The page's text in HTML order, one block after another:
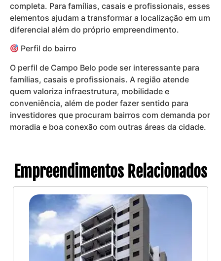
completa. Para famílias, casais e profissionais, esses
elementos ajudam a transformar a localização em um
diferencial além do próprio empreendimento.
Perfil do bairro
O perfil de Campo Belo pode ser interessante para
famílias, casais e profissionais. A região atende
quem valoriza infraestrutura, mobilidade e
conveniência, além de poder fazer sentido para
investidores que procuram bairros com demanda por
moradia e boa conexão com outras áreas da cidade.
Empreendimentos Relacionados